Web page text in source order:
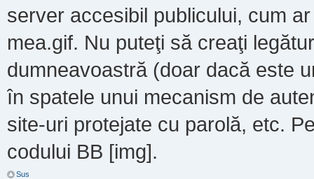
server accesibil publicului, cum
mea.gif. Nu puteţi să creaţi
dumneavoastră (doar dacă este
în spatele unui mecanism de
site-uri protejate cu parolă, etc.
codului BB [img].
Sus